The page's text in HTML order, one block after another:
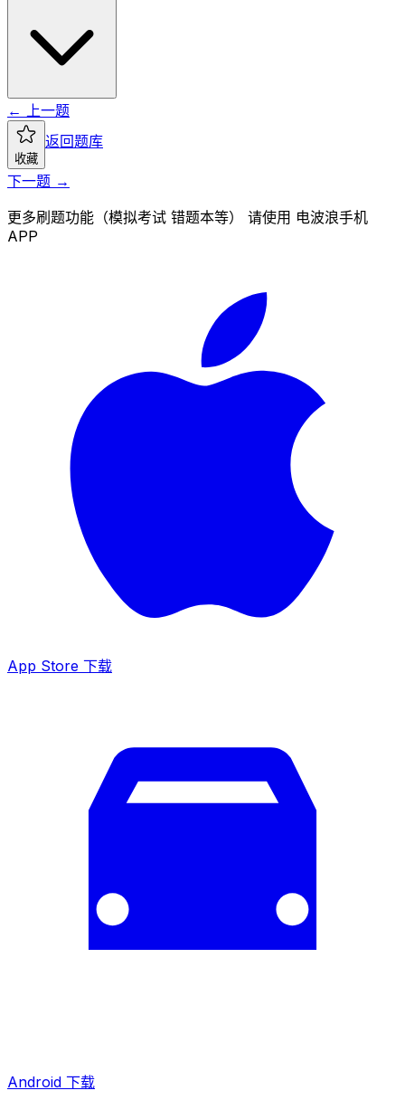
← 上一题
收藏
返回题库
下一题 →
更多刷题功能（模拟考试 错题本等） 请使用 电波浪手机
APP
App Store 下载
Android 下载